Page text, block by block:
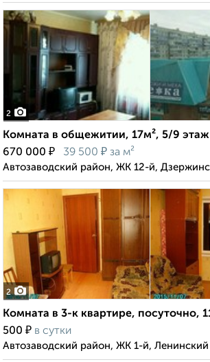
2
Комната в общежитии, 17м², 5/9 этаж
670 000 ₽ 39 500 ₽ за м²
Автозаводский район, ЖК 12-й,
2
Комната в 3-к квартире, посуточно,
500 ₽ в сутки
Автозаводский район, ЖК 1-й,